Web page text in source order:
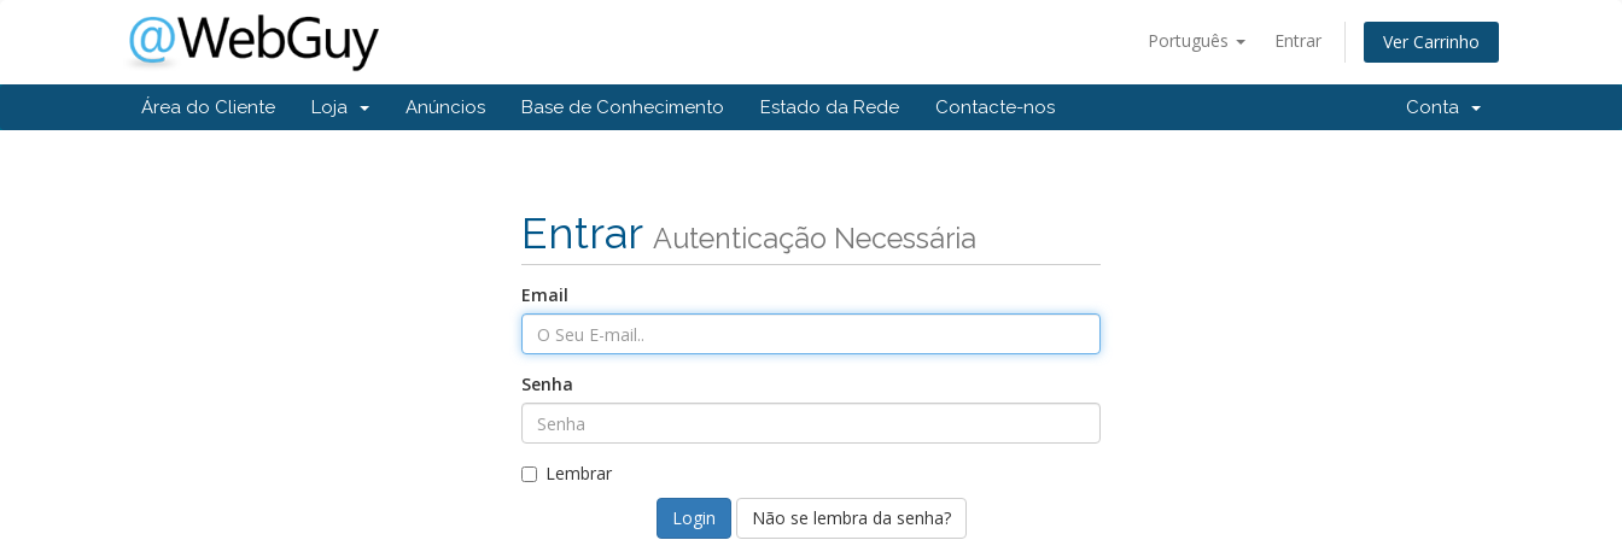
Português Entrar Ver Carrinho
Área do Cliente Loja Anúncios Base de Conhecimento Estado da Rede Contacte-nos Conta
Entrar Autenticação Necessária
Email
Senha
Lembrar
Não se lembra da senha?